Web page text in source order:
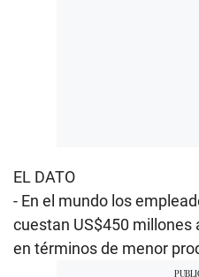
EL DATO
- En el mundo los
cuestan US$450 millones
en términos de menor